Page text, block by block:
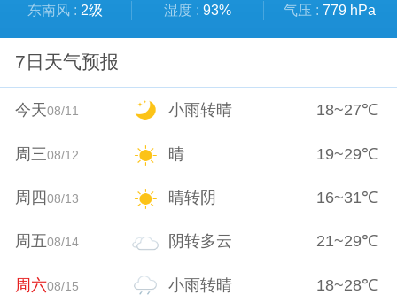
东南风 : 2级 湿度 : 93% 气压 : 779 hPa
7日天气预报
今天08/11 小雨转晴 18~27℃
周三08/12 晴 19~29℃
周四08/13 晴转阴 16~31℃
周五08/14 阴转多云 21~29℃
周六08/15 小雨转晴 18~28℃